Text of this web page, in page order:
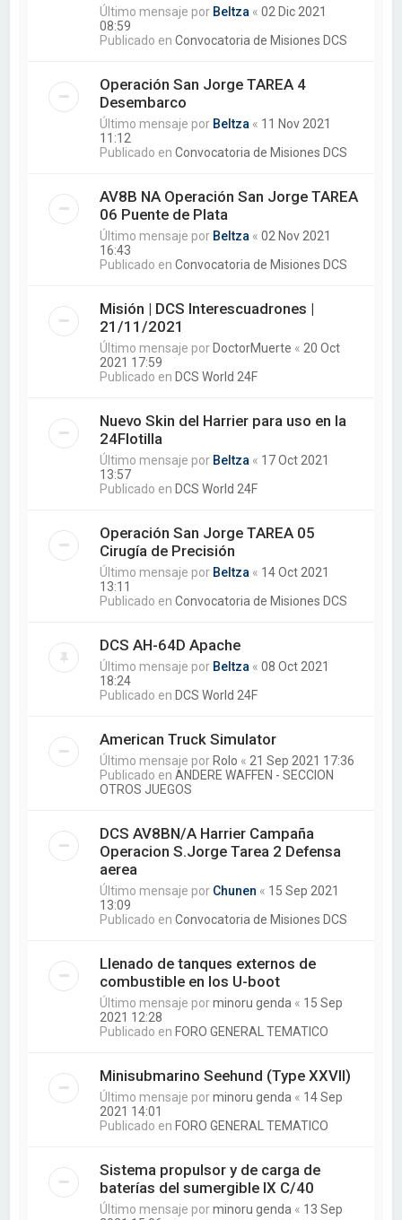
Último mensaje por Beltza «02 Dic 2021
08:59
Publicado enConvocatoria de Misiones DCS
Operación San Jorge TAREA 4
Desembarco
Último mensaje por Beltza « 11 Nov 2021
11:12
Publicado enConvocatoria de Misiones DCS
AV8B NA Operación San Jorge TAREA
06 Puente de Plata
Último mensaje por Beltza «02 Nov 2021
16:43
Publicado enConvocatoria de Misiones DCS
Misión | DCS Interescuadrones |
21/11/2021
Último mensaje por DoctorMuerte « 20 Oct
2021 17:59
Publicado en DCS World 24F
Nuevo Skin del Harrier para uso en la
24Flotilla
Último mensaje por Beltza « 17 Oct 2021
13:57
Publicado en DCS World 24F
Operación San Jorge TAREA 05
Cirugía de Precisión
Último mensaje por Beltza « 14 Oct 2021
13:11
Publicado enConvocatoria de Misiones DCS
DCS AH-64D Apache
Último mensaje por Beltza «08 Oct 2021
18:24
Publicado en DCS World 24F
American Truck Simulator
Último mensaje por Rolo « 21 Sep 2021 17:36
Publicado enANDERE WAFFEN - SECCION
OTROS JUEGOS
DCS AV8BN/A Harrier Campaña
Operacion S.Jorge Tarea 2 Defensa
aerea
Último mensaje por Chunen « 15 Sep 2021
13:09
Publicado enConvocatoria de Misiones DCS
Llenado de tanques externos de
combustible en los U-boot
Último mensaje porminoru genda « 15 Sep
2021 12:28
Publicado en FORO GENERAL TEMATICO
Minisubmarino Seehund (Type XXVII)
Último mensaje porminoru genda « 14 Sep
2021 14:01
Publicado en FORO GENERAL TEMATICO
Sistema propulsor y de carga de
baterías del sumergible IX C/40
Último mensaje porminoru genda « 13 Sep